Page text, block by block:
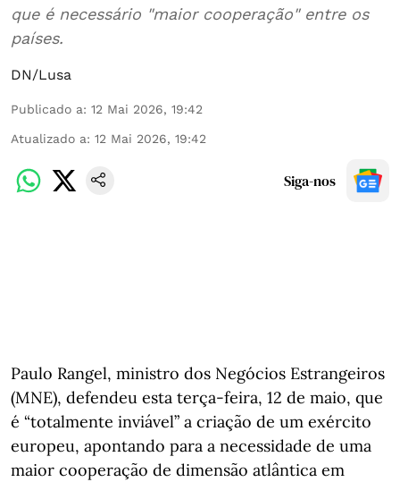
que é necessário "maior cooperação" entre os
países.
DN/Lusa
Publicado a: 12 Mai 2026, 19:42
Atualizado a: 12 Mai 2026, 19:42
Siga-nos
Paulo Rangel, ministro dos Negócios Estrangeiros
(MNE), defendeu esta terça-feira, 12 de maio, que
é “totalmente inviável” a criação de um exército
europeu, apontando para a necessidade de uma
maior cooperação de dimensão atlântica em